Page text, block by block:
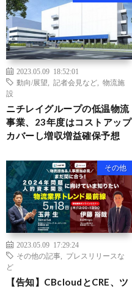
2023.05.09 18:52:01
動向/展望
記者会見など
物流施
設
ニチレイグループの低温物流
事業、23年度はコストアップ
カバーし増収増益確保予想
その他
2023.05.09 17:29:24
その他の記事
プレスリリースな
ど
【告知】CBcloudとCRE、ツ